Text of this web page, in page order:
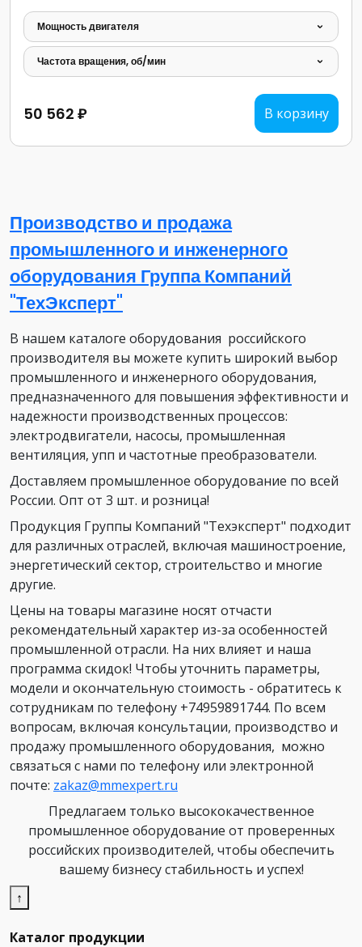
Мощность двигателя
Частота вращения, об/мин
50 562 ₽ В корзину
Производство и продажа
промышленного и инженерного
оборудования Группа Компаний
"ТехЭксперт"
В нашем каталоге оборудования российского
производителя вы можете купить широкий выбор
промышленного и инженерного оборудования,
предназначенного для повышения эффективности и
надежности производственных процессов:
электродвигатели, насосы, промышленная
вентиляция, упп и частотные преобразователи.
Доставляем промышленное оборудование по всей
России. Опт от 3 шт. и розница!
Продукция Группы Компаний "Техэксперт" подходит
для различных отраслей, включая машиностроение,
энергетический сектор, строительство и многие
другие.
Цены на товары магазине носят отчасти
рекомендательный характер из-за особенностей
промышленной отрасли. На них влияет и наша
программа скидок! Чтобы уточнить параметры,
модели и окончательную стоимость - обратитесь к
сотрудникам по телефону +74959891744. По всем
вопросам, включая консультации, производство и
продажу промышленного оборудования, можно
связаться с нами по телефону или электронной
почте: zakaz@mmexpert.ru
Предлагаем только высококачественное
промышленное оборудование от проверенных
российских производителей, чтобы обеспечить
вашему бизнесу стабильность и успех!
↑
Каталог продукции